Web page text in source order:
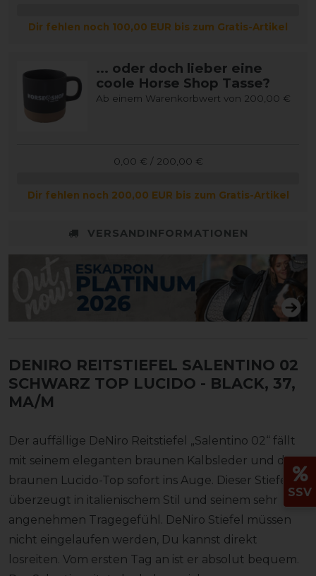
Dir fehlen noch 100,00 EUR bis zum Gratis-Artikel
... oder doch lieber eine
coole Horse Shop Tasse?
Ab einem Warenkorbwert von 200,00 €
0,00 € / 200,00 €
Dir fehlen noch 200,00 EUR bis zum Gratis-Artikel
VERSANDINFORMATIONEN
DENIRO REITSTIEFEL SALENTINO 02
SCHWARZ TOP LUCIDO - BLACK, 37,
MA/M
Der auffällige DeNiro Reitstiefel „Salentino 02“ fällt
mit seinem eleganten braunen Kalbsleder und dem
braunen Lucido-Top sofort ins Auge. Dieser Stiefel
überzeugt in italienischem Stil und seinem sehr
angenehmen Tragegefühl. DeNiro Stiefel müssen
nicht eingelaufen werden, Du kannst direkt
losreiten. Vom ersten Tag an ist er absolut bequem.
SSV